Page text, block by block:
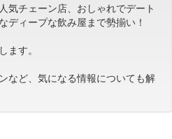
気チェーン店、おしゃれでデート
ディープな飲み屋まで勢揃い！
す。
など、気になる情報についても解